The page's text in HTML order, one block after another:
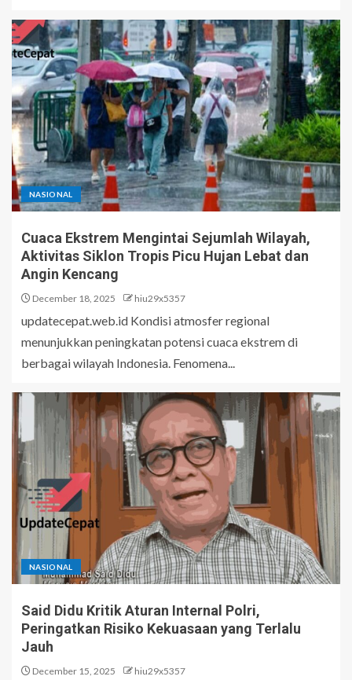
NASIONAL
Cuaca Ekstrem Mengintai Sejumlah Wilayah,
Aktivitas Siklon Tropis Picu Hujan Lebat dan
Angin Kencang
December 18, 2025 hiu29x5357
updatecepat.web.id Kondisi atmosfer regional
menunjukkan peningkatan potensi cuaca ekstrem di
berbagai wilayah Indonesia. Fenomena...
NASIONAL
Said Didu Kritik Aturan Internal Polri,
Peringatkan Risiko Kekuasaan yang Terlalu
Jauh
December 15, 2025 hiu29x5357